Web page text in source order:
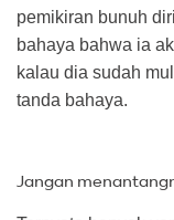
pemikiran bunuh
bahaya bahwa ia
kalau dia sudah
tanda bahaya.
Jangan